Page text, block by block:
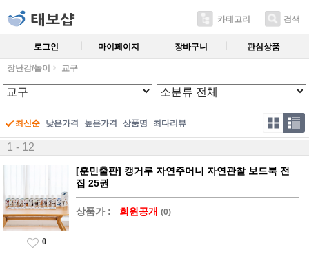
카테고리 검색
로그인 마이페이지 장바구니 관심상품
장난감/놀이 교구
최신순 낮은가격 높은가격 상품명 최다리뷰
1 - 12
[훈민출판] 캥거루 자연주머니 자연관찰 보드북 전
집 25권
상품가 : 회원공개 (0)
0